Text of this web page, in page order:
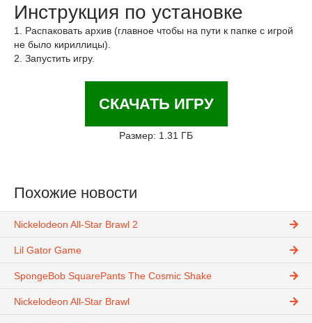
Инструкция по установке
1. Распаковать архив (главное чтобы на пути к папке с игрой
не было кириллицы).
2. Запустить игру.
СКАЧАТЬ ИГРУ
Размер: 1.31 ГБ
Похожие новости
Nickelodeon All-Star Brawl 2
Lil Gator Game
SpongeBob SquarePants The Cosmic Shake
Nickelodeon All-Star Brawl